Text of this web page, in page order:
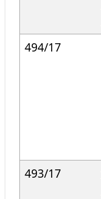
494/17
493/17